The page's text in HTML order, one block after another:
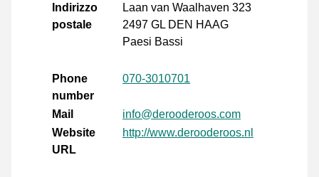
Indirizzo
postale
Laan van Waalhaven 323
2497 GL DEN HAAG
Paesi Bassi
Phone
number
070-3010701
Mail
info@derooderoos.com
Website
URL
http://www.derooderoos.nl